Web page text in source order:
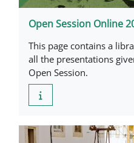
Open Session Online
This page contains a
all the presentations
Open Session.